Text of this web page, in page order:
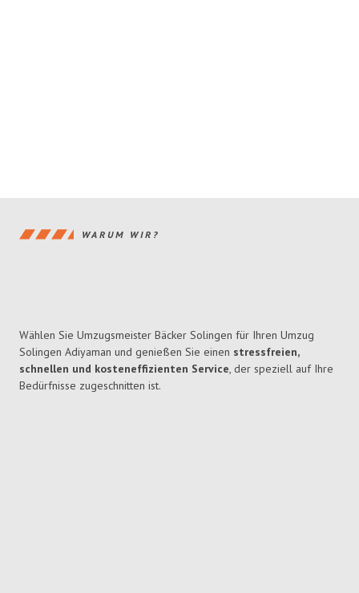
WARUM WIR?
Wählen Sie Umzugsmeister Bäcker Solingen für Ihren Umzug
Solingen Adiyaman und genießen Sie einen stressfreien,
schnellen und kosteneffizienten Service, der speziell auf Ihre
Bedürfnisse zugeschnitten ist.